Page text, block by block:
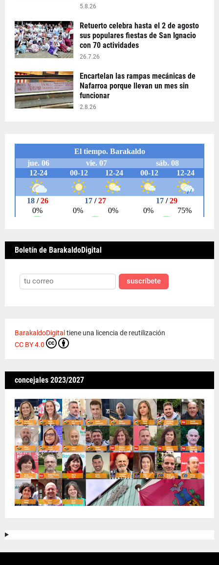
5.8.26
Retuerto celebra hasta el 2 de agosto
sus populares fiestas de San Ignacio
con 70 actividades
26.7.26
Encartelan las rampas mecánicas de
Nafarroa porque llevan un mes sin
funcionar
2.8.26
Boletín de BarakaldoDigital
suscríbete
BarakaldoDigital tiene una licencia de reutilización
CC BY 4.0
concejales 2023/2027